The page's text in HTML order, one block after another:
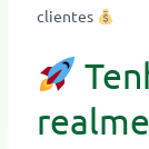
clientes